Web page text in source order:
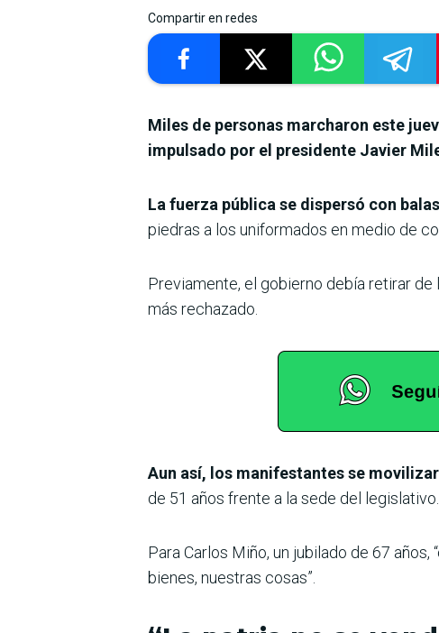
Compartir en redes
Miles de personas marcharon este
impulsado por el presidente Javier
La fuerza pública se dispersó con
piedras a los uniformados en medio de
Previamente, el gobierno debía retirar
más rechazado.
Aun así, los manifestantes se
de 51 años frente a la sede del legislativo.
Para Carlos Miño, un jubilado de 67
bienes, nuestras cosas”.